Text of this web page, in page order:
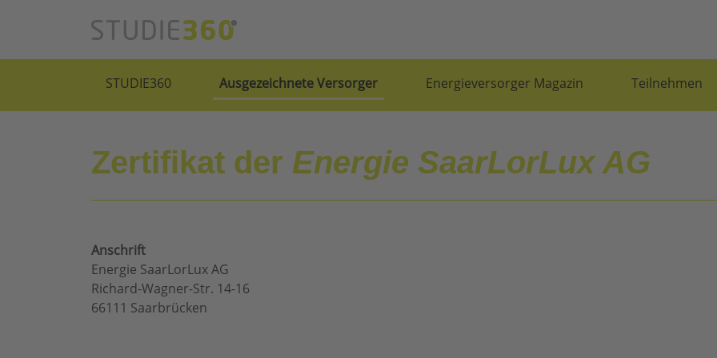
STUDIE360 Ausgezeichnete Versorger Energieversorger Magazin Teilnehmen
Zertifikat der Energie SaarLorLux AG
Anschrift
Energie SaarLorLux AG
Richard-Wagner-Str. 14-16
66111 Saarbrücken